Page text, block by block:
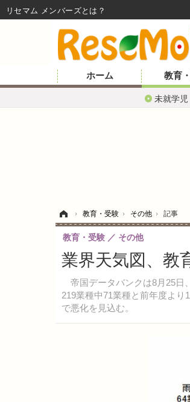
ホーム 教育
未就学児
› 教育・受験 › その他 › 記事
業界天気図、教
帝国データバンクは8月25日
219業種中71業種と前年度よ
で悪化を見込む。
教育・受験 その他
リセマム メンバーズ